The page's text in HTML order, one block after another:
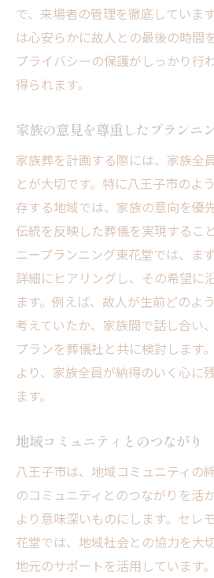
で、来場者の管理を徹底していま
は心安らかに故人との最後の時間
プライバシーの保護がしっかり行
得られます。
家族の意見を尊重したプランニ
家族葬を計画する際には、家族全
とが大切です。特に八王子市のよ
存する地域では、家族の意向を優
伝統を反映した葬儀を実現するこ
ニープランニング東花堂では、ま
詳細にヒアリングし、その希望に
ます。例えば、故人が生前どのよ
考えていたか、家族間で話し合い
プランを葬儀社と共に検討します
より、家族全員が納得のいく心に
ます。
地域コミュニティとのつながり
八王子市は、地域コミュニティの
のコミュニティとのつながりを活
より意味深いものにします。セレ
花堂では、地域社会との協力を大
地元のサポートを活用しています